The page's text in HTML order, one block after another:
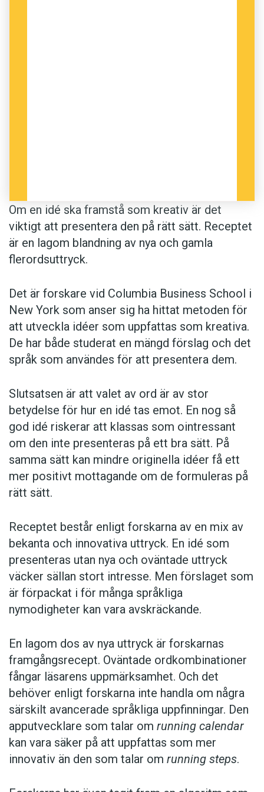
Om en idé ska framstå som kreativ är det
viktigt att presentera den på rätt sätt. Receptet
är en lagom blandning av nya och gamla
flerordsuttryck.
Det är forskare vid Columbia Business School i
New York som anser sig ha hittat metoden för
att utveckla idéer som uppfattas som kreativa.
De har både studerat en mängd förslag och det
språk som användes för att presentera dem.
Slutsatsen är att valet av ord är av stor
betydelse för hur en idé tas emot. En nog så
god idé riskerar att klassas som ointressant
om den inte presenteras på ett bra sätt. På
samma sätt kan mindre originella idéer få ett
mer positivt mottagande om de formuleras på
rätt sätt.
Receptet består enligt forskarna av en mix av
bekanta och innovativa uttryck. En idé som
presenteras utan nya och oväntade uttryck
väcker sällan stort intresse. Men förslaget som
är förpackat i för många språkliga
nymodigheter kan vara avskräckande.
En lagom dos av nya uttryck är forskarnas
framgångsrecept. Oväntade ordkombinationer
fångar läsarens uppmärksamhet. Och det
behöver enligt forskarna inte handla om några
särskilt avancerade språkliga uppfinningar. Den
apputvecklare som talar om running calendar
kan vara säker på att uppfattas som mer
innovativ än den som talar om running steps.